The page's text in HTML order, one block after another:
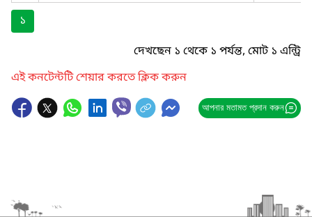
১
দেখছেন ১ থেকে ১ পর্যন্ত, মোট ১ এন্ট্রি
এই কনটেন্টটি শেয়ার করতে ক্লিক করুন
আপনার মতামত প্রদান করুন